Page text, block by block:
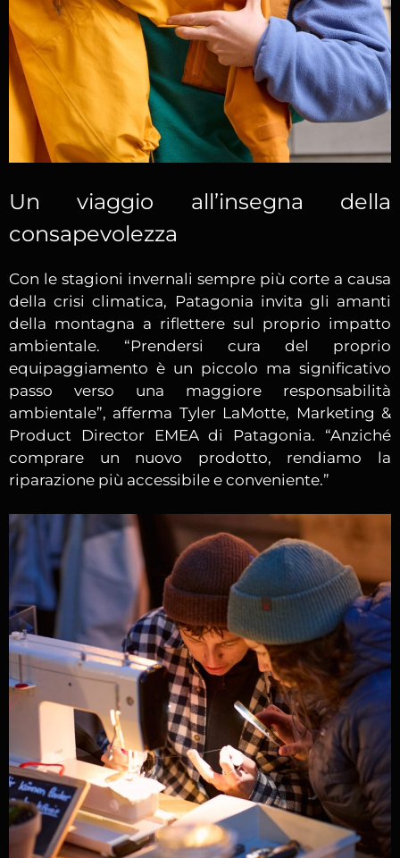
Un viaggio all’insegna della
consapevolezza
Con le stagioni invernali sempre più corte a causa
della crisi climatica, Patagonia invita gli amanti
della montagna a riflettere sul proprio impatto
ambientale. “Prendersi cura del proprio
equipaggiamento è un piccolo ma significativo
passo verso una maggiore responsabilità
ambientale”, afferma Tyler LaMotte, Marketing &
Product Director EMEA di Patagonia. “Anziché
comprare un nuovo prodotto, rendiamo la
riparazione più accessibile e conveniente.”